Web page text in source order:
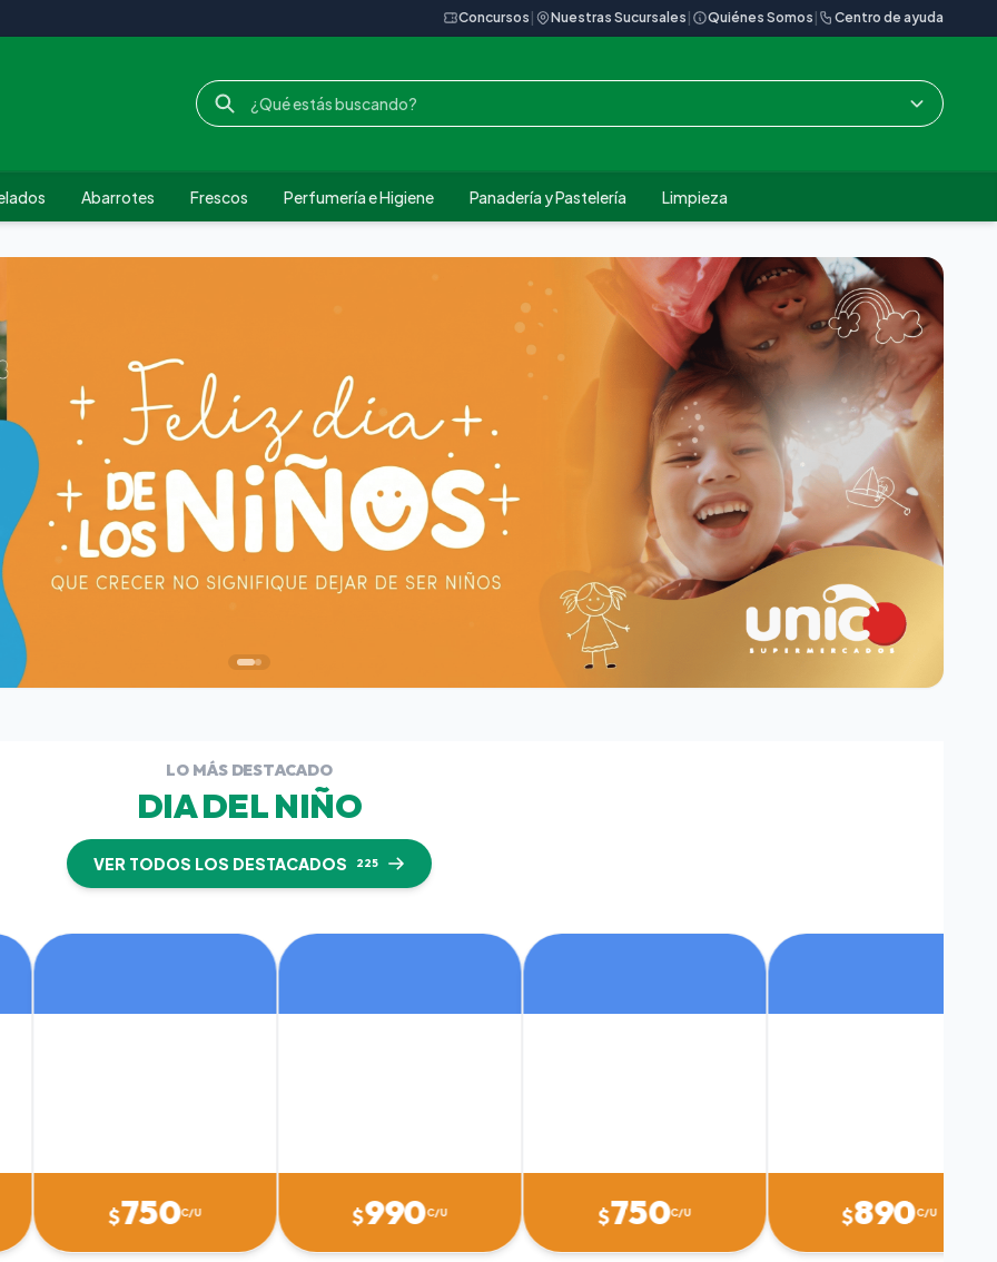
Concursos Nuestras Sucursales Quiénes Somos Centro de ayuda
Abarrotes Frescos Perfumería e Higiene Panadería y Pastelería Limpieza
LO MÁS DESTACADO
DIA DEL NIÑO
VER TODOS LOS DESTACADOS 225
$ $ $ $